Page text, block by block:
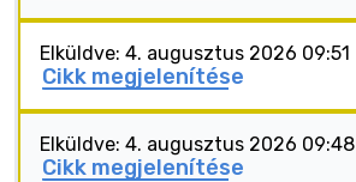
Elküldve: 4. augusztus 2026 09:51
Cikk megjelenítése
Elküldve: 4. augusztus 2026 09:48
Cikk megjelenítése